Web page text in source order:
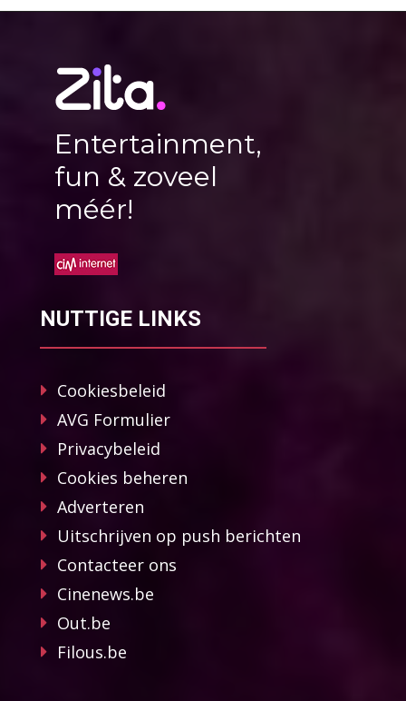
Entertainment,
fun & zoveel
méér!
NUTTIGE LINKS
Cookiesbeleid
AVG Formulier
Privacybeleid
Cookies beheren
Adverteren
Uitschrijven op push berichten
Contacteer ons
Cinenews.be
Out.be
Filous.be